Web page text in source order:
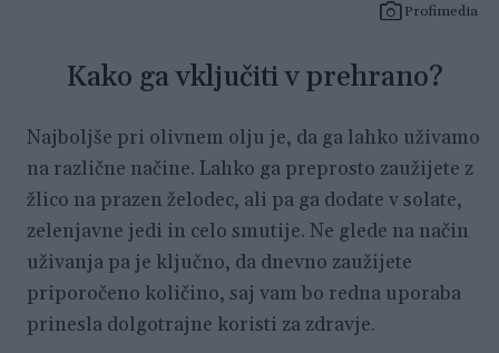
Profimedia
Kako ga vključiti v prehrano?
Najboljše pri olivnem olju je, da ga lahko uživamo
na različne načine. Lahko ga preprosto zaužijete z
žlico na prazen želodec, ali pa ga dodate v solate,
zelenjavne jedi in celo smutije. Ne glede na način
uživanja pa je ključno, da dnevno zaužijete
priporočeno količino, saj vam bo redna uporaba
prinesla dolgotrajne koristi za zdravje.